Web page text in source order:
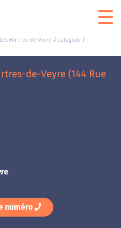
Les Martres-de-Veyre
Garagiste
de-Veyre (144 Rue
numéro